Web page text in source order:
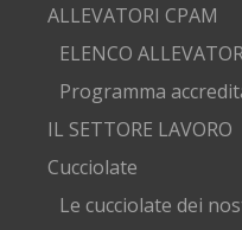
ALLEVATORI CPAM
ELENCO
Programma
IL SETTORE LAVORO
Cucciolate
Le cucciolate dei